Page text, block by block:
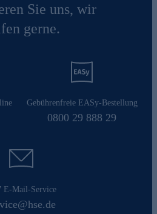
Sie uns, wir
gerne.
Gebührenfreie EASy-Bestellung
0800 29 888 29
E-Mail-Service